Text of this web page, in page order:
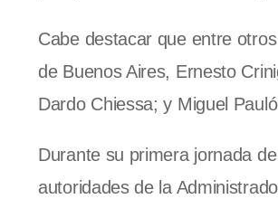
Cabe destacar que entre
de Buenos Aires, Ernesto
Dardo Chiessa; y Miguel
Durante su primera jornada
autoridades de la